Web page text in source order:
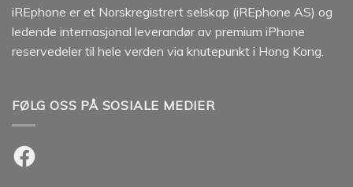
iREphone er et Norskregistrert selskap (iREphone AS) og
ledende internasjonal leverandør av premium iPhone
reservedeler til hele verden via knutepunkt i Hong Kong.
FØLG OSS PÅ SOSIALE MEDIER
Facebook